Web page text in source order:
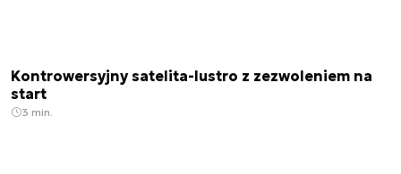
Kontrowersyjny satelita-lustro z zezwoleniem na
start
3 min.